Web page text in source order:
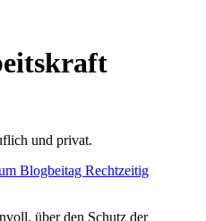
und privat.
über den Schutz der